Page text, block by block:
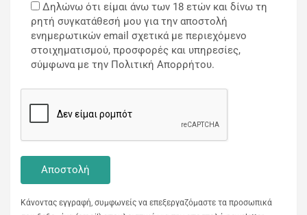
Δηλώνω ότι είμαι άνω των 18 ετών και δίνω τη
ρητή συγκατάθεσή μου για την αποστολή
ενημερωτικών email σχετικά με περιεχόμενο
στοιχηματισμού, προσφορές και υπηρεσίες,
σύμφωνα με την Πολιτική Απορρήτου.
Κάνοντας εγγραφή, συμφωνείς να επεξεργαζόμαστε τα προσωπικά